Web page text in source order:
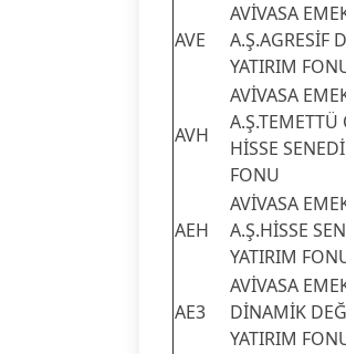
AVE
AVİVASA
A.Ş.AGRESİF
YATIRIM
AVH
AVİVASA
A.Ş.TEMETTÜ
HİSSE
FONU
AEH
AVİVASA
A.Ş.HİSSE
YATIRIM
AE3
AVİVASA
DİNAMİK
YATIRIM